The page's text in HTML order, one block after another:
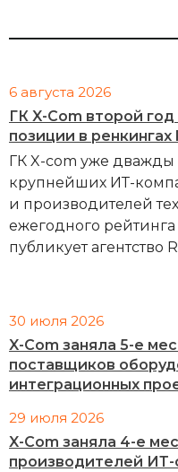
6 августа 2026
ГК X-Com второй
позиции в ренкингах
ГК X-com уже дважды
крупнейших ИТ-
и производителей
ежегодного
публикует агентство
30 июля 2026
X-Com заняла 5-е
поставщиков
интеграционных
29 июля 2026
X-Com заняла 4-е
производителей